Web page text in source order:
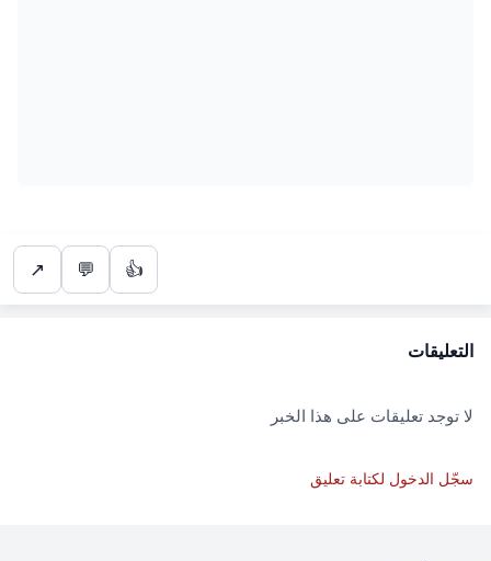
👍
💬
↗
التعليقات
لا توجد تعليقات على هذا الخبر
سجّل الدخول لكتابة تعليق